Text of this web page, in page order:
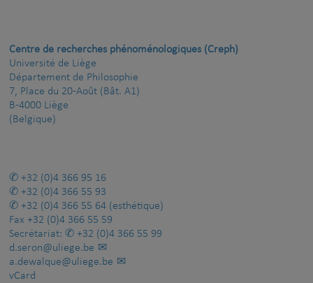
Centre de recherches phénoménologiques (Creph)
Université de Liège
Département de Philosophie
7, Place du 20-Août (Bât. A1)
B-4000 Liège
(Belgique)
+32 (0)4 366 95 16
+32 (0)4 366 55 93
+32 (0)4 366 55 64 (esthétique)
Fax +32 (0)4 366 55 59
Secrétariat:
+32 (0)4 366 55 99
d.seron@uliege.be
a.dewalque@uliege.be
vCard